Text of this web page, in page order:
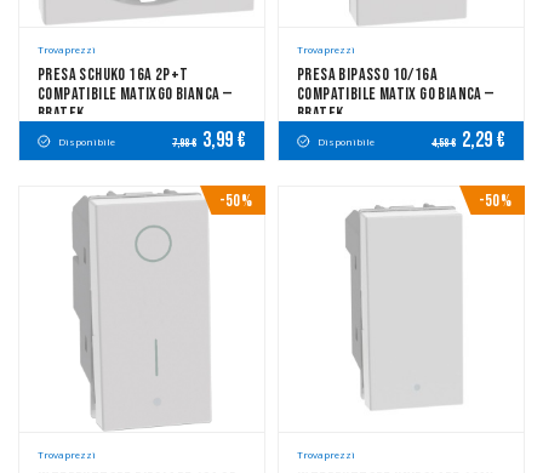
Trovaprezzi
Presa Schuko 16A 2P+T
Compatibile MatixGO Bianca —
Bratek
Disponibile 7,98 € 3,99 €
Trovaprezzi
Presa Bipasso 10/16A
Compatibile Matix Go Bianca —
Bratek
Disponibile 4,58 € 2,29 €
Trovaprezzi
-50%
Trovaprezzi
-50%